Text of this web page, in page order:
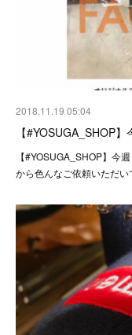
2018.11.19 05:04
【#YOSUGA_SHOP
【#YOSUGA_SHOP】今
から色んなご依頼いただ